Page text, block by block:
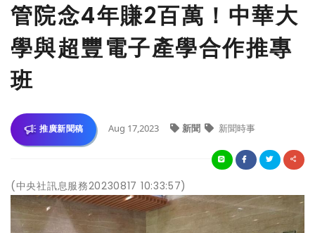
管院念4年賺2百萬！中華大
學與超豐電子產學合作推專
班
推廣新聞稿 Aug 17,2023 新聞 新聞時事
(中央社訊息服務20230817 10:33:57)